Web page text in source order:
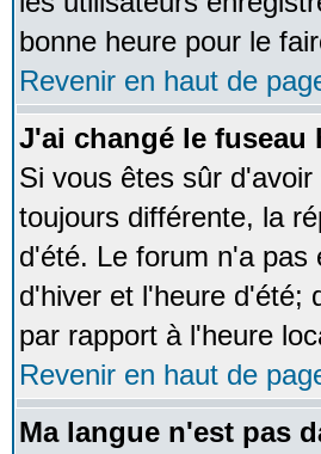
bonne heure pour le
Revenir en haut de
J'ai changé le
Si vous êtes sûr
toujours différente, la
d'été. Le forum n'a pas
d'hiver et l'heure d'été;
par rapport à l'heure
Revenir en haut de
Ma langue n'est pas